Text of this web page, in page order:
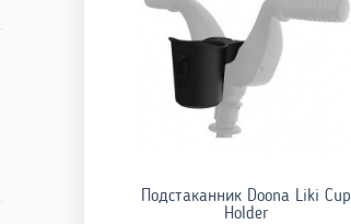
Подстаканник Doona Liki Cup
Holder